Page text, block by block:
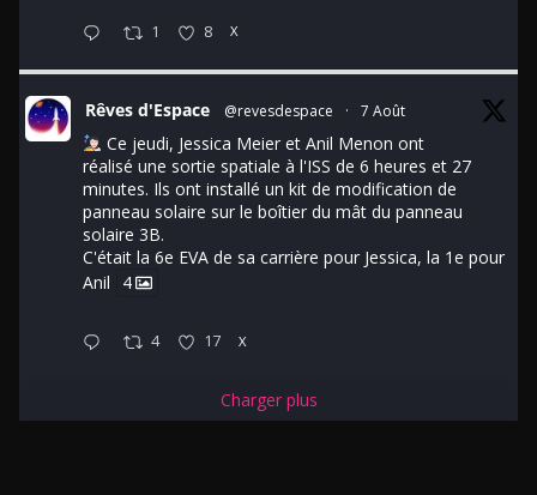
1 8 X
Rêves d'Espace @revesdespace · 7 Août
Ce jeudi, Jessica Meier et Anil Menon ont
réalisé une sortie spatiale à l'ISS de 6 heures et 27
minutes. Ils ont installé un kit de modification de
panneau solaire sur le boîtier du mât du panneau
solaire 3B.
C'était la 6e EVA de sa carrière pour Jessica, la 1e pour
Anil
4
4 17 X
Charger plus